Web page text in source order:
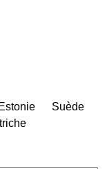
Estonie
Suède